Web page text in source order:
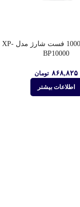
پاوربانک 10000 فست شارژ مدل XP-
BP10000
۸۶۸,۸۲۵ تومان
اطلاعات بیشتر